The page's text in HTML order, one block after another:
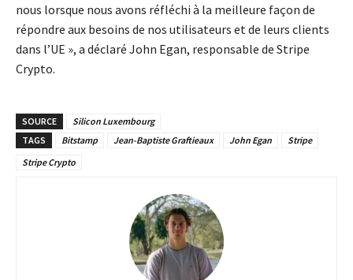
nous lorsque nous avons réfléchi à la meilleure façon de
répondre aux besoins de nos utilisateurs et de leurs clients
dans l’UE », a déclaré John Egan, responsable de Stripe
Crypto.
SOURCE
Silicon Luxembourg
TAGS
Bitstamp Jean-Baptiste Graftieaux John Egan
Stripe
Stripe Crypto